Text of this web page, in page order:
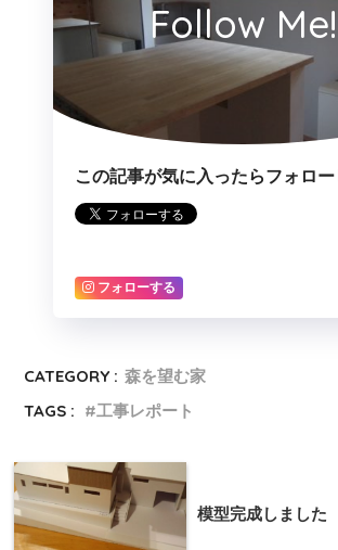
Follow Me!
この記事が気に入ったらフォロー
フォローする
CATEGORY : 森を望む家
TAGS :
工事レポート
模型完成しました